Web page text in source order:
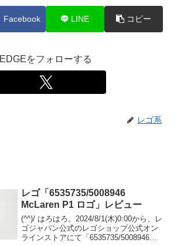
Facebook LINE コピー
EDGEをフォローする
レゴ系
レゴ「6535735/5008946
McLaren P1 ロゴ」レビュー
(^^)/ はろはろ。2024/8/1(木)0:00から、レ
ゴジャパン公式のレゴショップ公式オン
ラインストアにて「6535735/5008946